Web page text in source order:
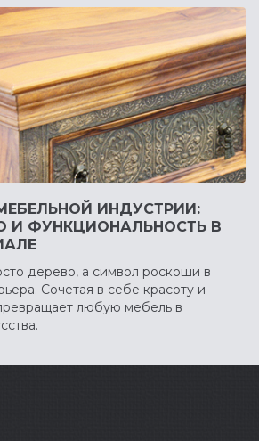
ИНДУСТРИИ:
И ФУНКЦИОНАЛЬНОСТЬ В
дерево, а символ роскоши в
Сочетая в себе красоту и
любую мебель в